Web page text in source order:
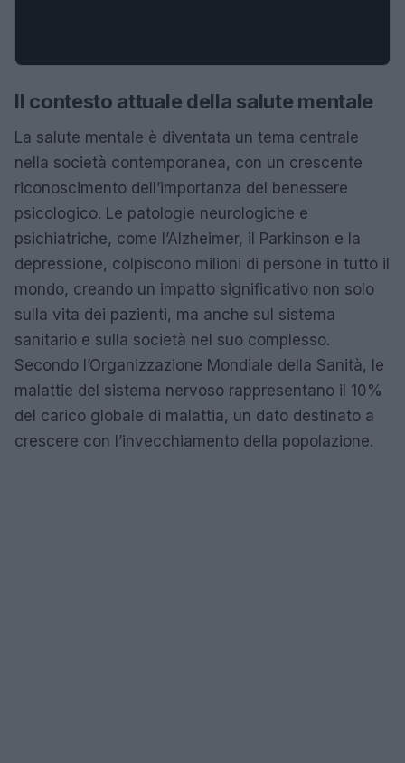
Il contesto attuale della salute mentale
La salute mentale è diventata un tema centrale
nella società contemporanea, con un crescente
riconoscimento dell’importanza del benessere
psicologico. Le patologie neurologiche e
psichiatriche, come l’Alzheimer, il Parkinson e la
depressione, colpiscono milioni di persone in tutto il
mondo, creando un impatto significativo non solo
sulla vita dei pazienti, ma anche sul sistema
sanitario e sulla società nel suo complesso.
Secondo l’Organizzazione Mondiale della Sanità, le
malattie del sistema nervoso rappresentano il 10%
del carico globale di malattia, un dato destinato a
crescere con l’invecchiamento della popolazione.